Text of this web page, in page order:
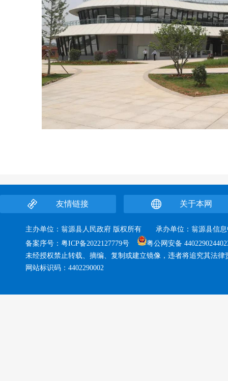
友情链接 关于本网
主办单位：翁源县人民政府 版权所有 承办单位：翁源县
备案序号： 粤ICP备2022127779号
粤公网安备
未经授权禁止转载、摘编、复制或建立镜像，违者将追究其法律
网站标识码：4402290002